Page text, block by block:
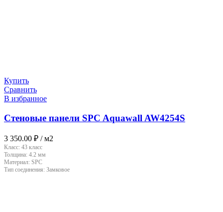
Купить
Сравнить
В избранное
Стеновые панели SPC Aquawall AW4254S
3 350.00 ₽ / м2
Класс: 43 класс
Толщина: 4.2 мм
Материал: SPC
Тип соединения: Замковое